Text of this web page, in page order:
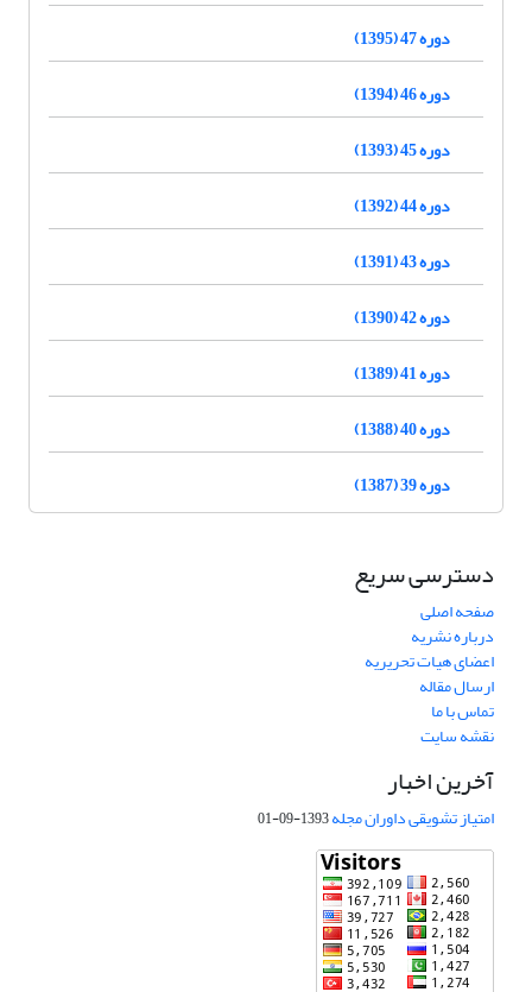
دوره 47 (1395)
دوره 46 (1394)
دوره 45 (1393)
دوره 44 (1392)
دوره 43 (1391)
دوره 42 (1390)
دوره 41 (1389)
دوره 40 (1388)
دوره 39 (1387)
دسترسی سریع
صفحه اصلی
درباره نشریه
اعضای هیات تحریریه
ارسال مقاله
تماس با ما
نقشه سایت
آخرین اخبار
امتیاز تشویقی داوران مجله1393-09-01